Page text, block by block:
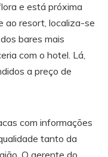
e está próxima
ao resort, localiza-se
bares mais
com o hotel. Lá,
a preço de
com informações
tanto da